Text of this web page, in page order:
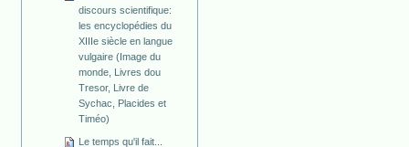
discours scientifique:
les encyclopédies du
XIIIe siècle en langue
vulgaire (Image du
monde, Livres dou
Tresor, Livre de
Sychac, Placides et
Timéo)
Le temps qu'il fait...